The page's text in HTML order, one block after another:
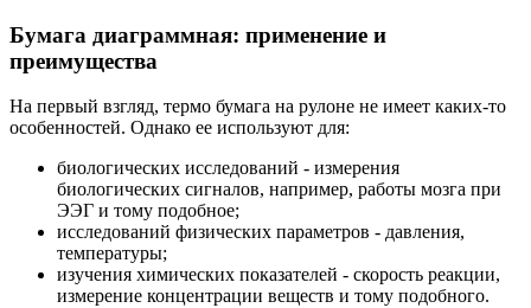
Бумага диаграммная: применение и
преимущества
На первый взгляд, термо бумага на рулоне не имеет каких-то
особенностей. Однако ее используют для:
биологических исследований - измерения
биологических сигналов, например, работы мозга при
ЭЭГ и тому подобное;
исследований физических параметров - давления,
температуры;
изучения химических показателей - скорость реакции,
измерение концентрации веществ и тому подобного.